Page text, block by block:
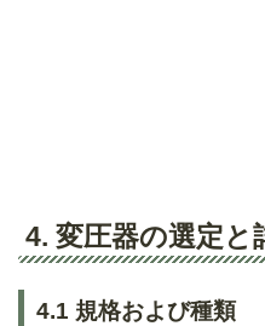
4. 変圧器の選定と
4.1 規格および種類